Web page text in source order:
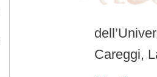
Careggi,